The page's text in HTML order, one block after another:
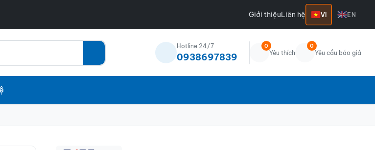
Giới thiệuLiên hệ VI EN
Hotline 24/7
0938697839
0
Yêu thích
0
Yêu cầu báo giá